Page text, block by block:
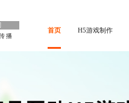
播
首页 H5游戏制作